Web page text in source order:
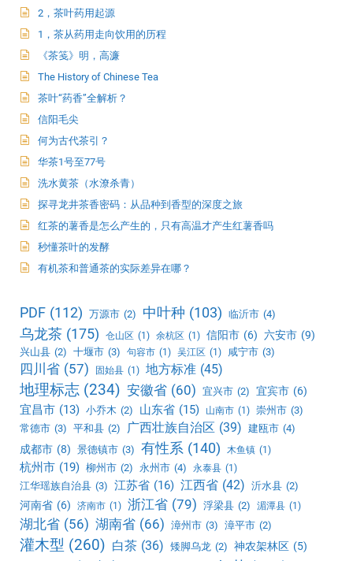
2，茶叶药用起源
1，茶从药用走向饮用的历程
《茶笺》明，高濂
The History of Chinese Tea
茶叶“药香”全解析？
信阳毛尖
何为古代茶引？
华茶1号至77号
洗水黄茶（水潦杀青）
探寻龙井茶香密码：从品种到香型的深度之旅
红茶的薯香是怎么产生的，只有高温才产生红薯香吗
秒懂茶叶的发酵
有机茶和普通茶的实际差异在哪？
PDF (112) 万源市 (2) 中叶种 (103) 临沂市 (4)
乌龙茶 (175) 仓山区 (1) 余杭区 (1) 信阳市 (6) 六安市 (9)
兴山县 (2) 十堰市 (3) 句容市 (1) 吴江区 (1) 咸宁市 (3)
四川省 (57) 固始县 (1) 地方标准 (45)
地理标志 (234) 安徽省 (60) 宜兴市 (2) 宜宾市 (6)
宜昌市 (13) 小乔木 (2) 山东省 (15) 山南市 (1) 崇州市 (3)
常德市 (3) 平和县 (2) 广西壮族自治区 (39) 建瓯市 (4)
成都市 (8) 景德镇市 (3) 有性系 (140) 木鱼镇 (1)
杭州市 (19) 柳州市 (2) 永州市 (4) 永泰县 (1)
江华瑶族自治县 (3) 江苏省 (16) 江西省 (42) 沂水县 (2)
河南省 (6) 济南市 (1) 浙江省 (79) 浮梁县 (2) 湄潭县 (1)
湖北省 (56) 湖南省 (66) 漳州市 (3) 漳平市 (2)
灌木型 (260) 白茶 (36) 矮脚乌龙 (2) 神农架林区 (5)